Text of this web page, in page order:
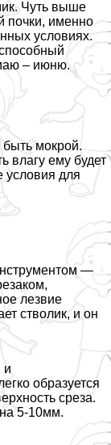
Чуть выше
почки, именно
условиях.
– июню.
мокрой.
влагу ему будет
условия для
—
лезвие
стволик, и он
и
образуется
среза.
5-10мм.